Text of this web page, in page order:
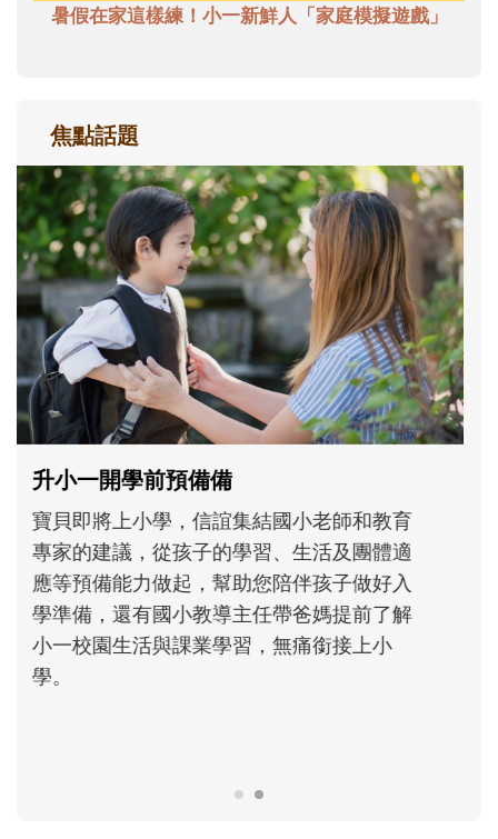
暑假在家這樣練！小一新鮮人「家庭模擬遊戲」
焦點話題
和孩子一起長大的那個男人│讀懂父親的
不同模樣
沒有人天生就擅長當爸爸！男人總是在一次
次「前所未有」的體驗中，跟著孩子一起長
大。從給予安全感的肢體遊戲，到獨立自
主、角色認同及解決問題的能力養成。爸爸
正嘗試用不同的模樣，參與孩子每個重要的